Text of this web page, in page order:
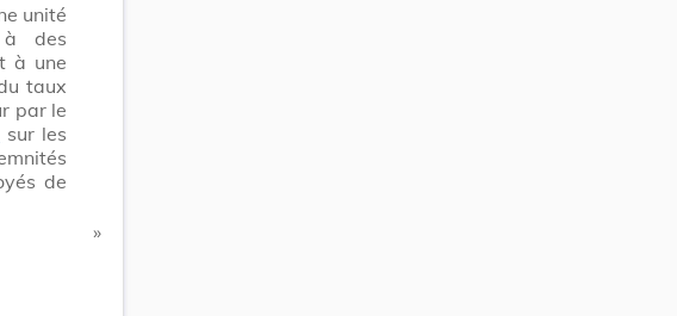
unité
à des
à une
taux
par le
sur les
de
​ »